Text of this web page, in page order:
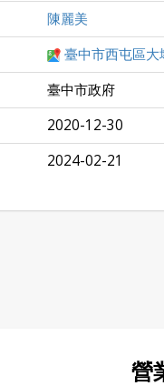
陳麗美
臺中市西屯區
臺中市政府
2020-12-30
2024-02-21
營